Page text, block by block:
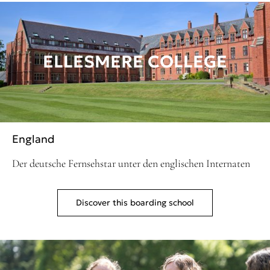
ELLESMERE COLLEGE
England
Der deutsche Fernsehstar unter den englischen Internaten
Discover this boarding school